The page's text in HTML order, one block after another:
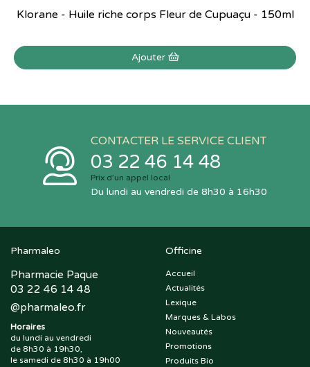
Klorane - Huile riche corps Fleur de Cupuaçu - 150ml
Ajouter
CONTACTER LE SERVICE CLIENT
03 22 46 14 48
Prix d’un appel local
Du lundi au vendredi de 8h30 à 16h30
Pharmaleo
Pharmacie Paque
03 22 46 14 48
@pharmaleo.fr
Horaires
du lundi au vendredi
de 8h30 à 19h30,
le samedi de 8h30 à 19h00
Officine
Accueil
Actualités
Lexique
Marques & Labos
Nouveautés
Promotions
Produits Bio